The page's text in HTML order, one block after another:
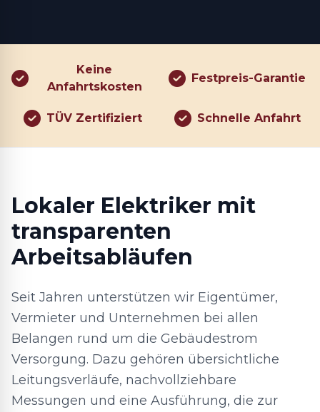
Keine
Anfahrtskosten
Festpreis-Garantie
TÜV Zertifiziert Schnelle Anfahrt
Lokaler Elektriker mit
transparenten
Arbeitsabläufen
Seit Jahren unterstützen wir Eigentümer,
Vermieter und Unternehmen bei allen
Belangen rund um die Gebäudestrom
Versorgung. Dazu gehören übersichtliche
Leitungsverläufe, nachvollziehbare
Messungen und eine Ausführung, die zur